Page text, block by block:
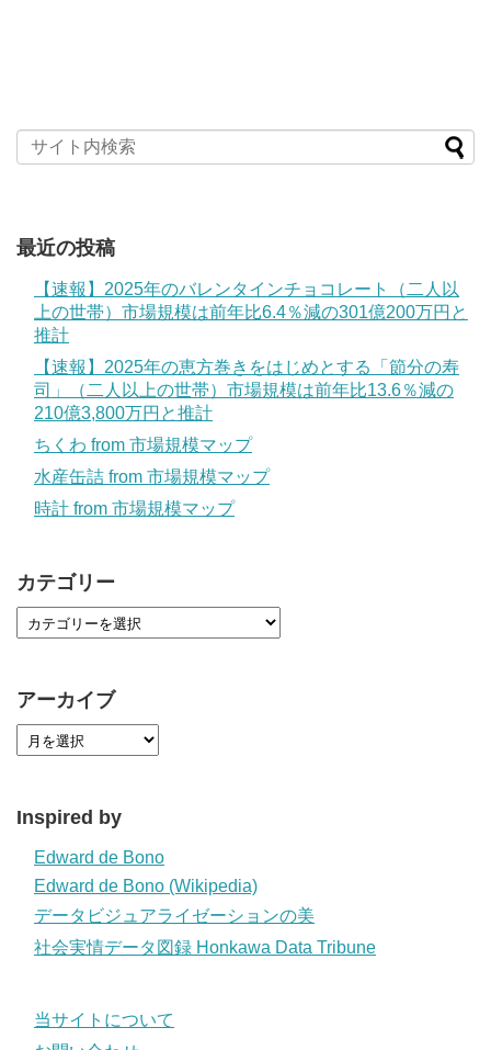
最近の投稿
【速報】2025年のバレンタインチョコレート（二人以
上の世帯）市場規模は前年比6.4％減の301億200万円と
推計
【速報】2025年の恵方巻きをはじめとする「節分の寿
司」（二人以上の世帯）市場規模は前年比13.6％減の
210億3,800万円と推計
ちくわ from 市場規模マップ
水産缶詰 from 市場規模マップ
時計 from 市場規模マップ
カテゴリー
アーカイブ
Inspired by
Edward de Bono
Edward de Bono (Wikipedia)
データビジュアライゼーションの美
社会実情データ図録 Honkawa Data Tribune
当サイトについて